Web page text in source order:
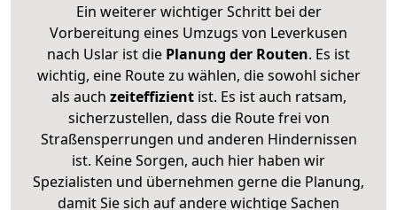
Ein weiterer wichtiger Schritt bei der
Vorbereitung eines Umzugs von Leverkusen
nach Uslar ist die Planung der Routen. Es ist
wichtig, eine Route zu wählen, die sowohl sicher
als auch zeiteffizientist. Es ist auch ratsam,
sicherzustellen, dass die Route frei von
Straßensperrungen und anderen Hindernissen
ist. Keine Sorgen, auch hier haben wir
Spezialisten und übernehmen gerne die Planung,
damit Sie sich auf andere wichtige Sachen